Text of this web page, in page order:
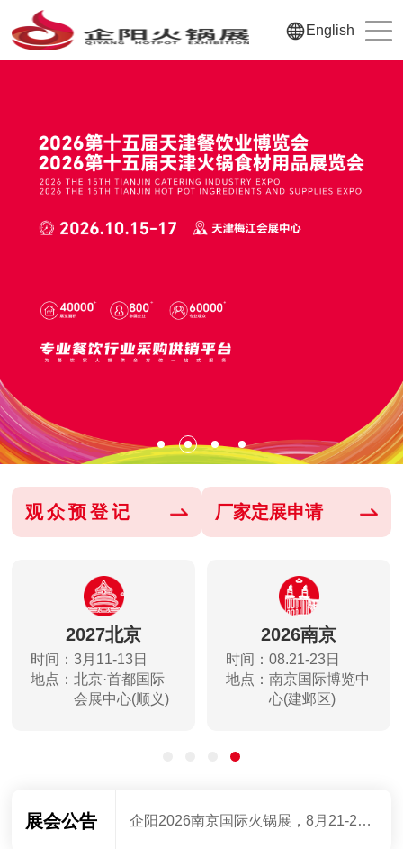
English
观众预登记 厂家定展申请
11-13日
·首都国际
中心(顺义)
时间：08.21-23日
地点：
南京国际博览中
时间：
地点：
展会公告
企阳2026南京国际火锅展，8月21-23日，南京国际博览中心，即将盛大启幕！